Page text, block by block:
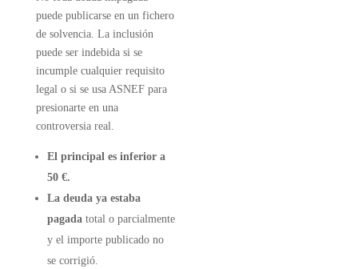
puede publicarse en un fichero
de solvencia. La inclusión
puede ser indebida si se
incumple cualquier requisito
legal o si se usa ASNEF para
presionarte en una
controversia real.
El principal es inferior a
50 €.
La deuda ya estaba
pagadatotal o parcialmente
y el importe publicado no
se corrigió.